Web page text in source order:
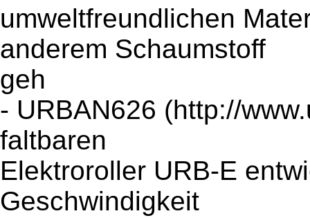
umweltfreundlichen
anderem Schaumstoff
geh
- URBAN626 (http://
faltbaren
Elektroroller URB-E
Geschwindigkeit